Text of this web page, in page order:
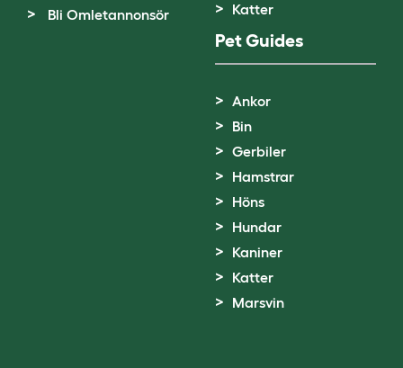
Bli Omletannonsör
Katter
Pet Guides
Ankor
Bin
Gerbiler
Hamstrar
Höns
Hundar
Kaniner
Katter
Marsvin